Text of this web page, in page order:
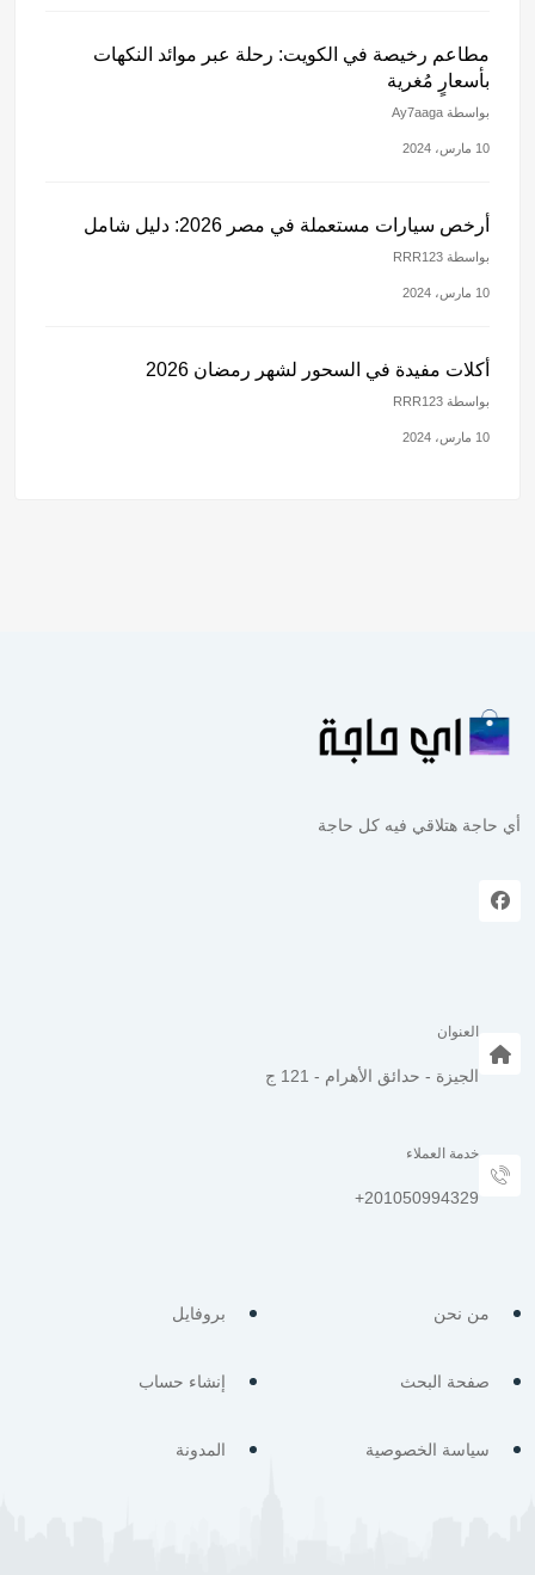
مطاعم رخيصة في الكويت: رحلة عبر موائد النكهات
بأسعارٍ مُغرية
بواسطة Ay7aaga
10 مارس، 2024
أرخص سيارات مستعملة في مصر 2026: دليل شامل
بواسطة RRR123
10 مارس، 2024
أكلات مفيدة في السحور لشهر رمضان 2026
بواسطة RRR123
10 مارس، 2024
أي حاجة هتلاقي فيه كل حاجة
العنوان
الجيزة - حدائق الأهرام - 121 ج
خدمة العملاء
من نحن
صفحة البحث
سياسة الخصوصية
بروفايل
إنشاء حساب
المدونة